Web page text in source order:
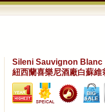
Sileni Sauvignon Blanc
紐西蘭喜樂尼酒廠白蘇維